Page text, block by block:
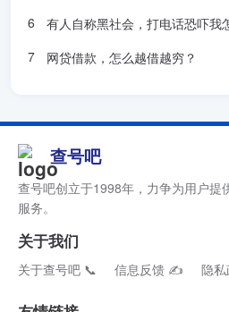
有人自称黑社会，打电话恐吓我
网贷借款，怎么越借越穷？
查号吧
查号吧创立于1998年，力争为用户提
服务。
关于我们
关于查号吧 📞 信息反馈 ✍ 隐私